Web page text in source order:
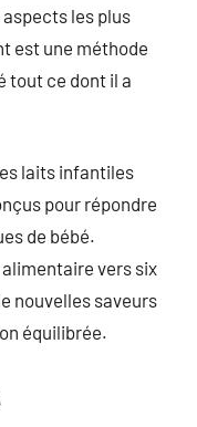
aspects les plus
est une méthode
tout ce dont il a
laits infantiles
pour répondre
de bébé.
vers six
nouvelles saveurs
équilibrée.